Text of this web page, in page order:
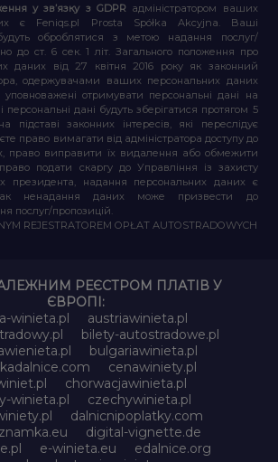
у зв’язку з GDPR адміністратором ваших
є Feniqs.pl Prosta Spółka Akcyjna. Ваші
оброблятися з метою надання послуг/
до ст. 6 сек. 1 літ. Загального положення про
даних від 27 квітня 2016 року як законний
одержувачами ваших персональних даних
отримувати персональні дані на
персональні дані будуть зберігатися протягом 5
підставі законних інтересів, які переслідує
право вимагати від адміністратора доступу до
право виправити їх видалення або обмежити
подати скаргу до Управління із захисту
президента, надання персональних даних є
ненадання даних може призвести до
послуг/пропозицій.
REJESTRATOREM OPŁAT AUTOSTRADOWYCH
РЕЄСТРОМ ПЛАТІВ У
ЄВРОПІ:
winieta.pl
austriawinieta.pl
bilety-autostradowe.pl
bulgariawinieta.pl
cenawiniety.pl
chorwacjawinieta.pl
winieta.pl
czechywinieta.pl
dalnicnipoplatky.com
digital-vignette.de
e-winieta.eu
edalnice.org